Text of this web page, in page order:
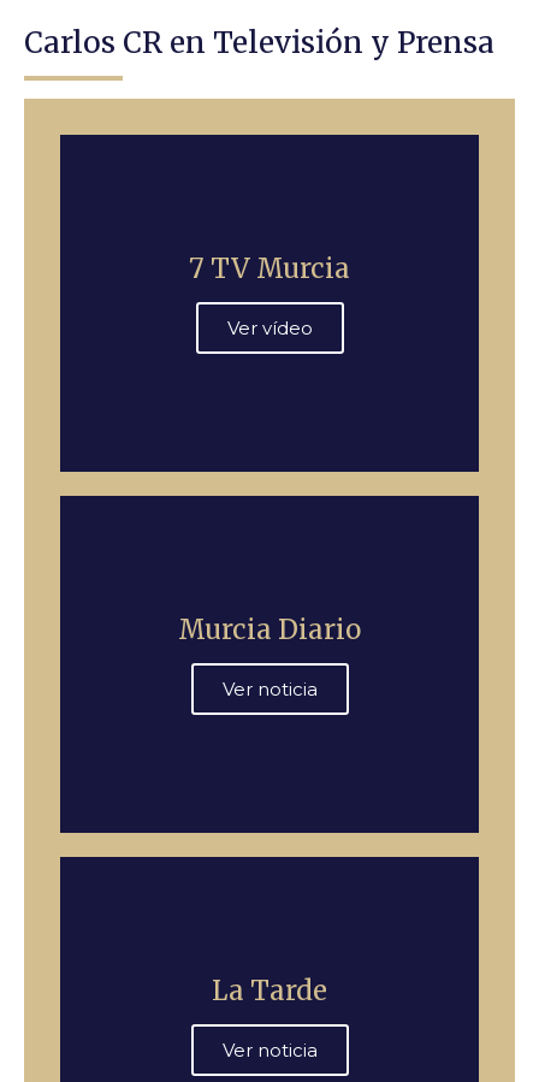
Carlos CR en Televisión y Prensa
7 TV Murcia
Ver vídeo
Murcia Diario
Ver noticia
La Tarde
Ver noticia